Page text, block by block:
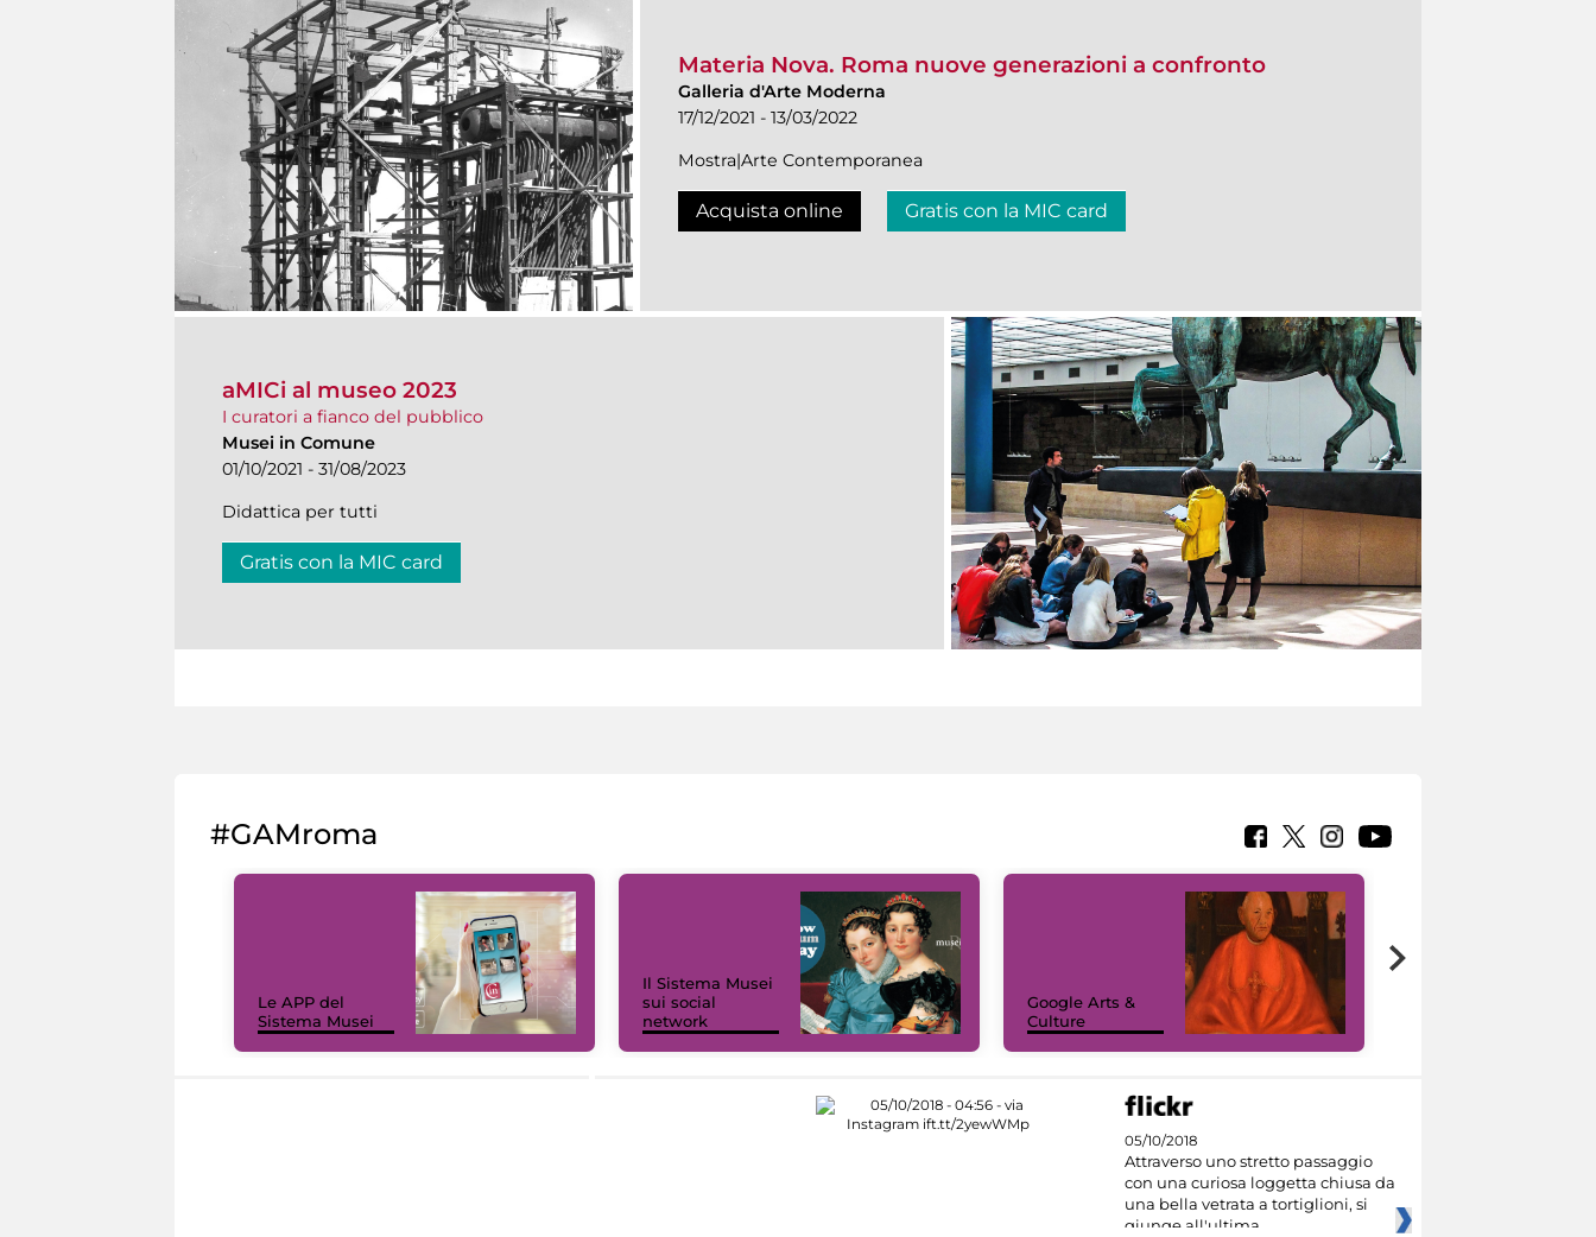
Materia Nova. Roma nuove generazioni a confronto
Galleria d'Arte Moderna
17/12/2021 - 13/03/2022
Mostra|Arte Contemporanea
Acquista online Gratis con la MIC card
aMICi al museo 2023
I curatori a fianco del pubblico
Musei in Comune
01/10/2021 - 31/08/2023
Didattica per tutti
Gratis con la MIC card
#GAMroma
Le APP del
Sistema Musei
Il Sistema Musei
sui social
network
Google Arts &
Culture
05/10/2018
Attraverso uno stretto passaggio
con una curiosa loggetta chiusa da
una bella vetrata a tortiglioni, si
giunge all'ultima